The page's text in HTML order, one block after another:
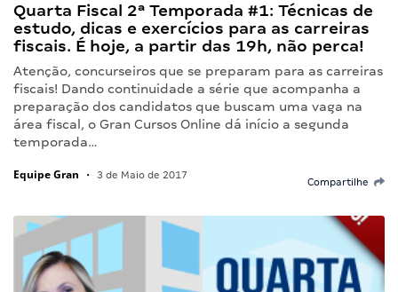
Quarta Fiscal 2ª Temporada #1: Técnicas de
estudo, dicas e exercícios para as carreiras
fiscais. É hoje, a partir das 19h, não perca!
Atenção, concurseiros que se preparam para as carreiras
fiscais! Dando continuidade a série que acompanha a
preparação dos candidatos que buscam uma vaga na
área fiscal, o Gran Cursos Online dá início a segunda
temporada…
Equipe Gran • 3 de Maio de 2017
Compartilhe